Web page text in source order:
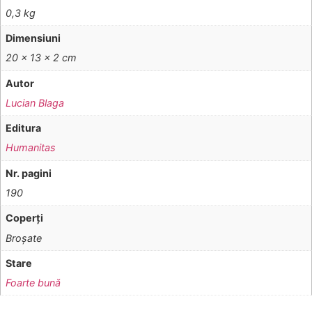
0,3 kg
Dimensiuni
20 × 13 × 2 cm
Autor
Lucian Blaga
Editura
Humanitas
Nr. pagini
190
Coperţi
Broşate
Stare
Foarte bună